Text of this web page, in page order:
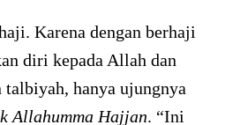
Karena dengan berhaji
diri kepada Allah dan
hanya ujungnya
Allahumma Hajjan. “Ini